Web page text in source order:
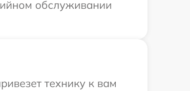
обслуживании
технику к вам